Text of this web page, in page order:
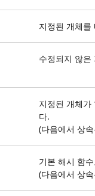
지정된 개체를
수정되지 않은
지정된 개체가
다.
(다음에서 상속
기본 해시 함
(다음에서 상속